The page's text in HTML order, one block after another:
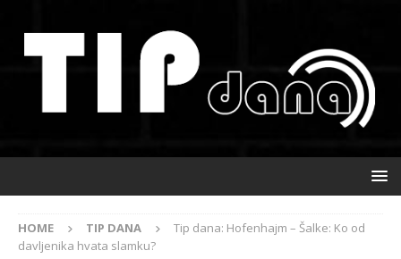
HOME TIP DANA
Tip dana: Hofenhajm – Šalke: Ko od
davljenika hvata slamku?